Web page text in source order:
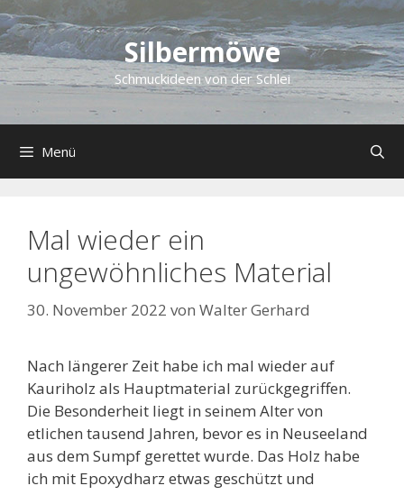
Zum
Inhalt
springen
Silbermöwe
Schmuckideen von der Schlei
Menü
Mal wieder ein
ungewöhnliches Material
30. November 2022 von Walter Gerhard
Nach längerer Zeit habe ich mal wieder auf
Kauriholz als Hauptmaterial zurückgegriffen.
Die Besonderheit liegt in seinem Alter von
etlichen tausend Jahren, bevor es in Neuseeland
aus dem Sumpf gerettet wurde. Das Holz habe
ich mit Epoxydharz etwas geschützt und